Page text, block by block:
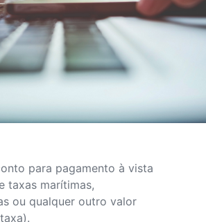
para pagamento à vista
taxas marítimas,
ou qualquer outro valor